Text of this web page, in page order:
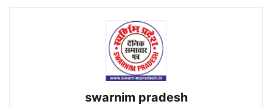
swarnim pradesh